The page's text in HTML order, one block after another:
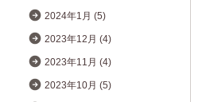
2024年1月 (5)
2023年12月 (4)
2023年11月 (4)
2023年10月 (5)